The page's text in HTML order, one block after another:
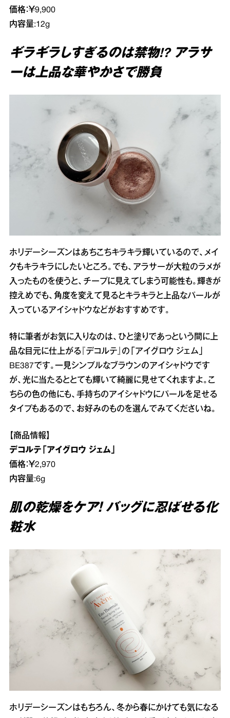
価格：￥9,900
内容量:12g
ギラギラしすぎるのは禁物!? アラサ
ーは上品な華やかさで勝負
ホリデーシーズンはあちこちキラキラ輝いているので、メイ
クもキラキラにしたいところ。でも、アラサーが大粒のラメが
入ったものを使うと、チープに見えてしまう可能性も。輝きが
控えめでも、角度を変えて見るとキラキラと上品なパールが
入っているアイシャドウなどがおすすめです。
特に筆者がお気に入りなのは、ひと塗りであっという間に上
品な目元に仕上がる『デコルテ』の「アイグロウ ジェム」
BE387です。一見シンプルなブラウンのアイシャドウです
が、光に当たるととても輝いて綺麗に見せてくれますよ。こ
ちらの色の他にも、手持ちのアイシャドウにパールを足せる
タイプもあるので、お好みのものを選んでみてくださいね。
【商品情報】
デコルテ「アイグロウ ジェム」
価格：￥2,970
内容量:6g
肌の乾燥をケア！ バッグに忍ばせる化
粧水
ホリデーシーズンはもちろん、冬から春にかけても気になる